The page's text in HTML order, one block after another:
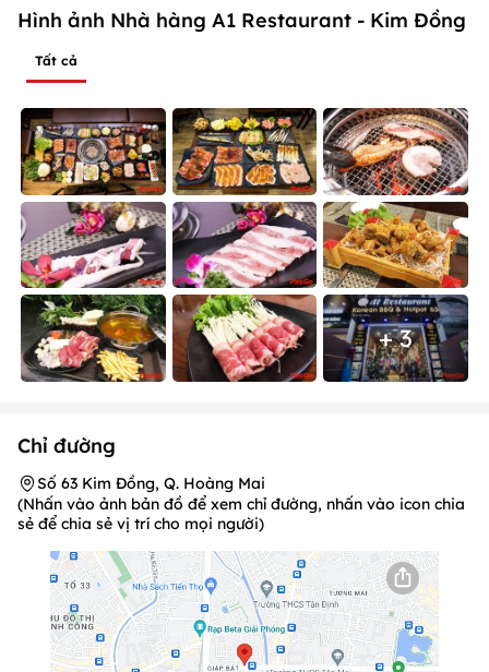
Hình ảnh Nhà hàng A1 Restaurant - Kim Đồng
Tất cả
+ 3
Chỉ đường
Số 63 Kim Đồng, Q. Hoàng Mai
(Nhấn vào ảnh bản đồ để xem chỉ đường, nhấn vào icon chia
sẻ để chia sẻ vị trí cho mọi người)